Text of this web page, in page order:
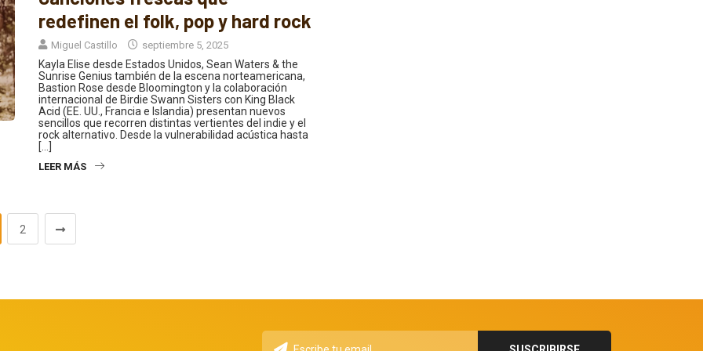
redefinen el folk, pop y hard rock
Miguel Castillo septiembre 5, 2025
Kayla Elise desde Estados Unidos, Sean Waters & the
Sunrise Genius también de la escena norteamericana,
Bastion Rose desde Bloomington y la colaboración
internacional de Birdie Swann Sisters con King Black
Acid (EE. UU., Francia e Islandia) presentan nuevos
sencillos que recorren distintas vertientes del indie y el
rock alternativo. Desde la vulnerabilidad acústica hasta
[…]
LEER MÁS
2